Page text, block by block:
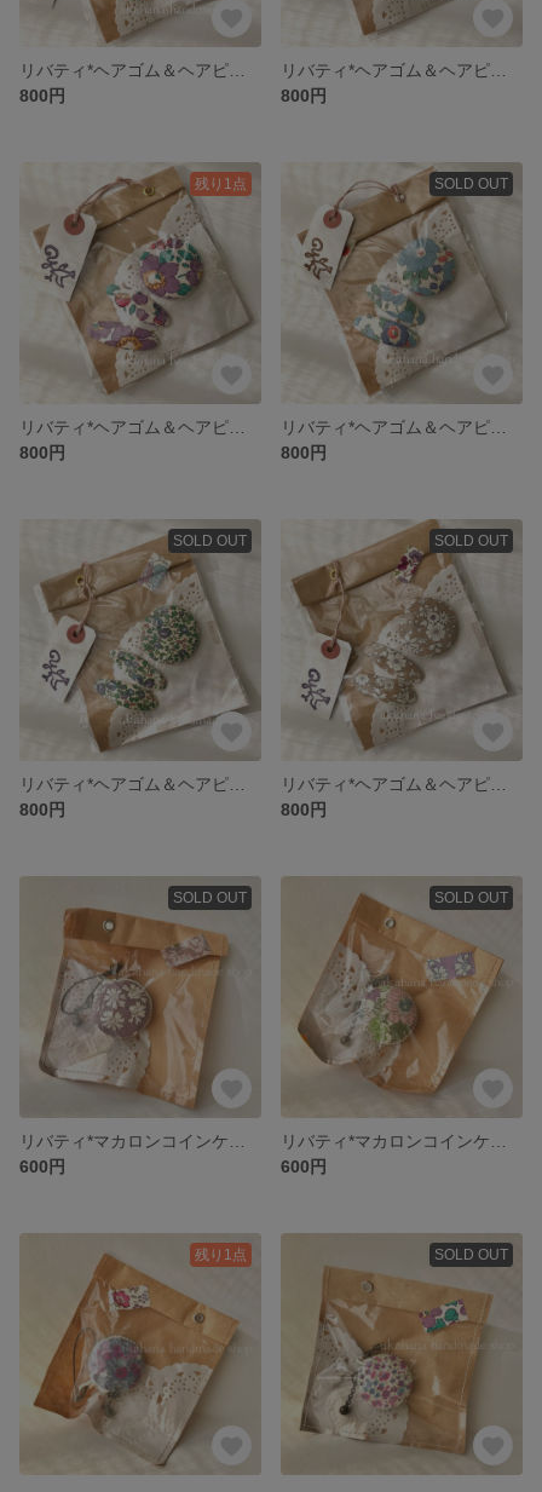
800円
800円
残り1点
800円
SOLD OUT
800円
SOLD OUT
800円
SOLD OUT
800円
SOLD OUT
600円
SOLD OUT
600円
残り1点 SOLD OUT